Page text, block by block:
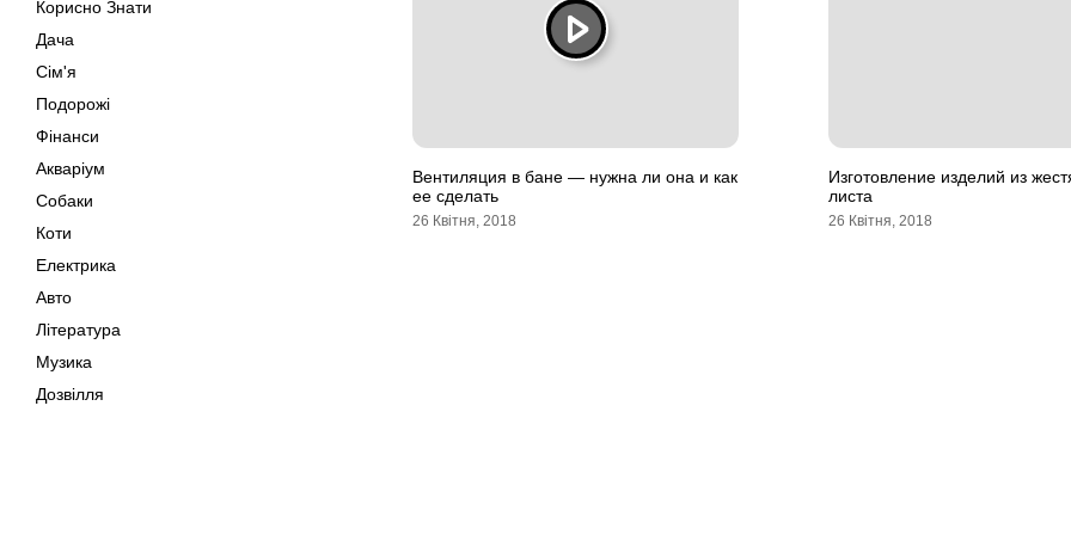
Корисно Знати
Дача
Сім'я
Подорожі
Фінанси
Акваріум
Собаки
Коти
Електрика
Авто
Література
Музика
Дозвілля
Вентиляция в бане — нужна ли она и как
ее сделать
26 Квітня, 2018
Изготовление изделий из
листа
26 Квітня, 2018